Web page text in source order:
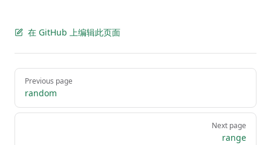
在 GitHub 上编辑此页面
Pager
Previous page
random
Next page
range